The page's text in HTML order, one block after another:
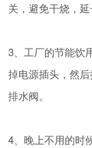
关，避免干烧，延
3、工厂的节能饮
掉电源插头，然
排水阀。
4、晚上不用的时